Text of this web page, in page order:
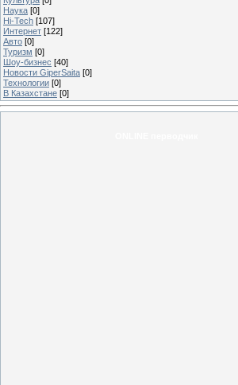
Наука [0]
Hi-Tech [107]
Интернет [122]
Авто [0]
Туризм [0]
Шоу-бизнес [40]
Новости GiperSaita [0]
Технологии [0]
В Казахстане [0]